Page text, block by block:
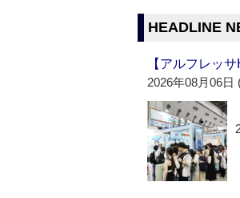
HEADLINE
【アルフレッ
2026年08月06日